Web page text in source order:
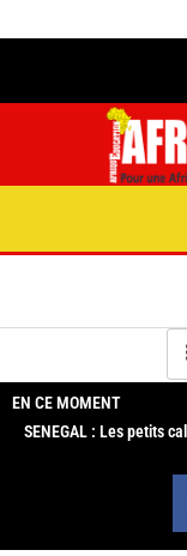
EN CE MOMENT
SENEGAL : Les petits